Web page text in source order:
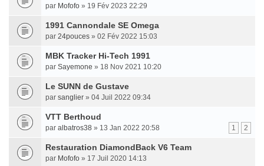
par Mofofo » 19 Fév 2023 22:29
1991 Cannondale SE Omega
par 24pouces » 02 Fév 2022 15:03
MBK Tracker Hi-Tech 1991
par Sayemone » 18 Nov 2021 10:20
Le SUNN de Gustave
par sanglier » 04 Juil 2022 09:34
VTT Berthoud
1 2
par albatros38 » 13 Jan 2022 20:58
Restauration DiamondBack V6 Team
par Mofofo » 17 Juil 2020 14:13